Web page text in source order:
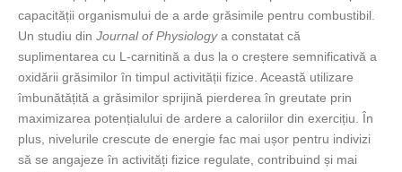
capacității organismului de a arde grăsimile pentru combustibil.
Un studiu din Journal of Physiologya constatat că
suplimentarea cu L-carnitină a dus la o creștere semnificativă a
oxidării grăsimilor în timpul activității fizice. Această utilizare
îmbunătățită a grăsimilor sprijină pierderea în greutate prin
maximizarea potențialului de ardere a caloriilor din exercițiu. În
plus, nivelurile crescute de energie fac mai ușor pentru indivizi
să se angajeze în activități fizice regulate, contribuind și mai